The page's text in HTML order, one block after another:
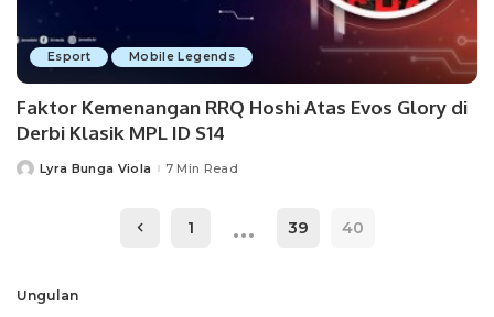
Esport Mobile Legends
Faktor Kemenangan RRQ Hoshi Atas Evos Glory di
Derbi Klasik MPL ID S14
PostedLyra Bunga Viola 7 Min Read
1 … 39 40
Ungulan